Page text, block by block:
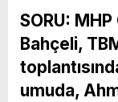
SORU:
Bahçeli,
umuda,